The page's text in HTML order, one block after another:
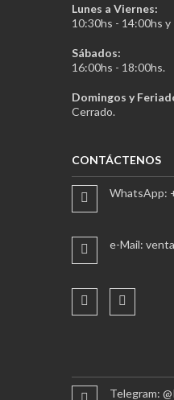
Lunes a Viernes:
10:30hs - 14:00hs
Sábados:
16:00hs - 18:00hs.
Domingos y
Cerrado.
CONTÁCTENOS
WhatsApp:
e-Mail:
Telegram: